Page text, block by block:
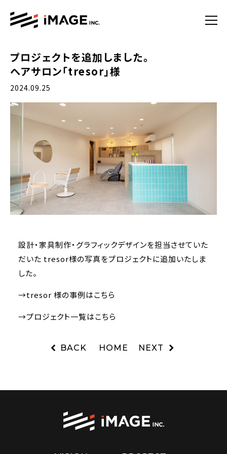
プロジェクトを追加しました。
ヘアサロン「tresor」様
2024.09.25
設計・家具制作・グラフィックデザインを担当させていた
だいた tresor様の写真をプロジェクトに追加いたしま
した。
→tresor 様の事例はこちら
→プロジェクト一覧はこちら
BACK HOME NEXT